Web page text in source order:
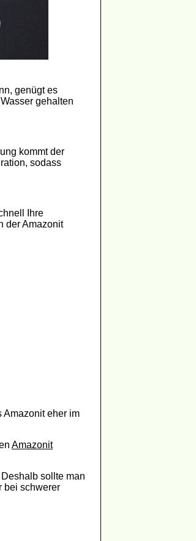
genügt es
gehalten
kommt der
sodass
Ihre
der Amazonit
Amazonit eher im
Amazonit
sollte man
bei schwerer